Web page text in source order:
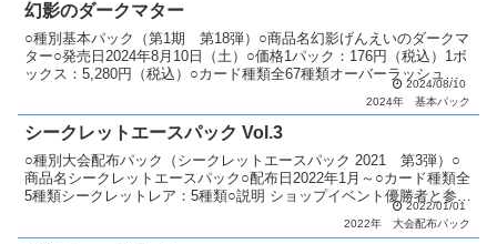
幻影のダークマター
○種別基本パック（第1期 第18弾）○商品名幻影げんえいのダークマ
ター○発売日2024年8月10日（土）○価格1パック：176円（税込）1ボ
ックス：5,280円（税込）○カード種類全67種類オーバーラッシュレ
2024/08/10
2024年
基本パック
シークレットエースパック Vol.3
○種別大会配布パック（シークレットエースパック 2021 第3弾）○
商品名シークレットエースパック○配布日2022年1月～○カード種類全
5種類シークレットレア：5種類○説明 ショップイベント優勝者と参加
2022/01/01
2022年
大会配布パック